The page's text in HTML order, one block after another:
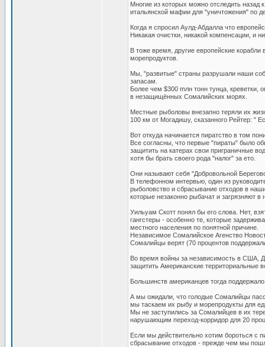
Многие из которых можно отследить
итальянской мафии для "уничтожения" по
Когда я спросил Аулд-Абдалла что
Никакая очистки, никакой компенсации, и
В тоже время, другие европейские
морепродуктов.
Мы, "развитые" страны разрушали наши
запасам.
Более чем $300 mлн тонн тунца, креветки,
в незащищённых Сомалийских морях.
Местные рыболовы внезапно теряли их
100 км от Могадишу, сказанного Рейтер: "
Вот откуда начинается пиратство в том
Все согласны, что первые "пираты" было
защитить на катерах свои приграничные
хотя бы брать своего рода "налог" за ето.
Они называют себя "Добровольной
В телефонном интервью, один из
рыболовство и сбрасывание отходов в
которые незаконно рыбачат и загрязняют
Уильуам Скотт понял бы его слова. Нет,
гангстеры - особенно те, которые
местного населения по понятной причине.
Независимое Сомалийское Агенство
Сомалийцы верят (70 процентов
Во время войны за независимость в США,
защитить Американские территориальные
Большинств американцев тогда
А мы ожидали, что голодые Сомалийцы
мы таскаем их рыбу и морепродукты для
Мы не заступились за Сомалийцев в их
нарушающим переход-корридор для 20
Если мы действительно хотим бороться с
сбрасывание отходов - прежде чем мы